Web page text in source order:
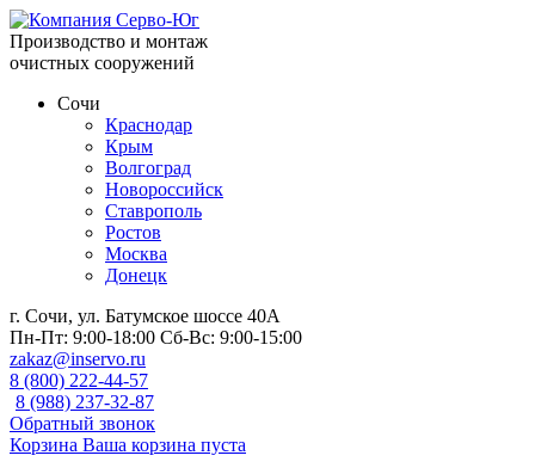
Производство и монтаж
очистных сооружений
Сочи
Краснодар
Крым
Волгоград
Новороссийск
Ставрополь
Ростов
Москва
Донецк
г. Сочи, ул. Батумское шоссе 40А
Пн-Пт: 9:00-18:00 Сб-Вс: 9:00-15:00
zakaz@inservo.ru
8 (800) 222-44-57
8 (988) 237-32-87
Обратный звонок
Корзина Ваша корзина пуста